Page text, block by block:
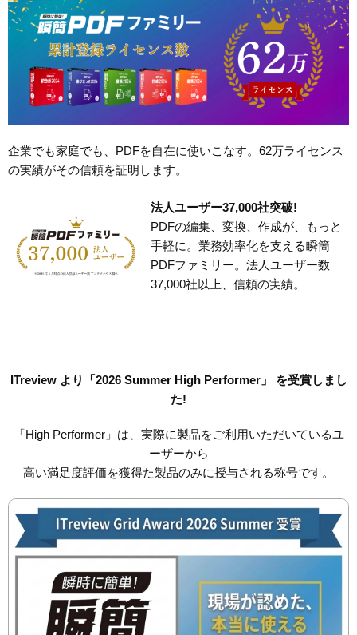
企業でも家庭でも、PDFを自在に使いこなす。62万ライセンス
の実績がその信頼を証明します。
法人ユーザー37,000社突破!
PDFの編集、変換、作成が、もっと
手軽に。業務効率化を支える瞬簡
PDFファミリー。法人ユーザー数
37,000社以上、信頼の実績。
ITreview より「2026 Summer High Performer」 を受賞しまし
た!
「High Performer」は、実際に製品をご利用いただいているユ
ーザーから
高い満足度評価を獲得た製品のみに授与される称号です。